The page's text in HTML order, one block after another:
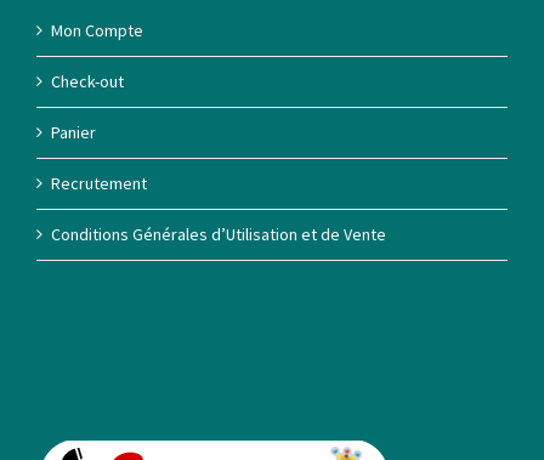
Mon Compte
Check-out
Panier
Recrutement
Conditions Générales d’Utilisation et de Vente